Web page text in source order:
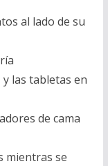
al lado de su
las tabletas en
de cama
mientras se